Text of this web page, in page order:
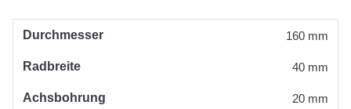
Durchmesser 160 mm
Radbreite 40 mm
Achsbohrung 20 mm